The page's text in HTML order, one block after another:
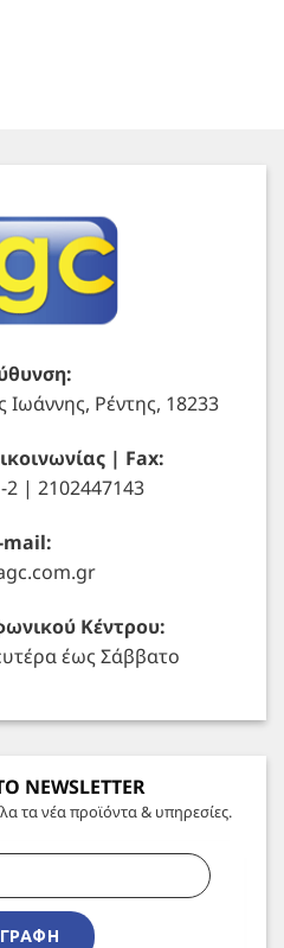
Ιωάννης, Ρέντης, 18233
| Fax:
2 | 2102447143
mail:
Κέντρου:
έως Σάββατο
NEWSLETTER
τα νέα προϊόντα & υπηρεσίες.